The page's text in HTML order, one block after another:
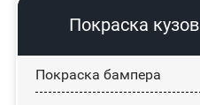
Покраска
Покраска бампера